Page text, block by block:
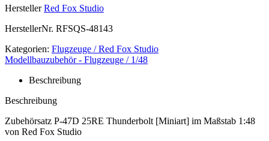
Hersteller Red Fox Studio
HerstellerNr. RFSQS-48143
Kategorien: Flugzeuge / Red Fox Studio
Modellbauzubehör - Flugzeuge / 1/48
Beschreibung
Beschreibung
Zubehörsatz P-47D 25RE Thunderbolt [Miniart] im Maßstab 1:48
von Red Fox Studio